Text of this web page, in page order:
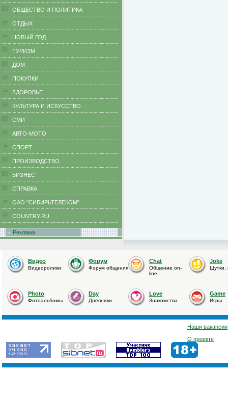
ОБЩЕСТВО И ПОЛИТИКА
ОТДЫХ
НОВЫЙ ГОД
ТУРИЗМ
ДОМ
ПОКУПКИ
ЗДОРОВЬЕ
КУЛЬТУРА И ИСКУССТВО
СМИ
АВТО-МОТО
СПОРТ
ПРОИЗВОДСТВО
БИЗНЕС
CПРАВКА
ОАО "СИБИРЬТЕЛЕКОМ"
COUNTRY.RU
Реклама
Видео
Видеоролики
Форум
Форум общения
Chat
Общение on-
line
Joke
Шутки,
Photo
Фотоальбомы
Day
Дневники
Love
Знакомства
Game
Игры
Наши вакансии
О проекте